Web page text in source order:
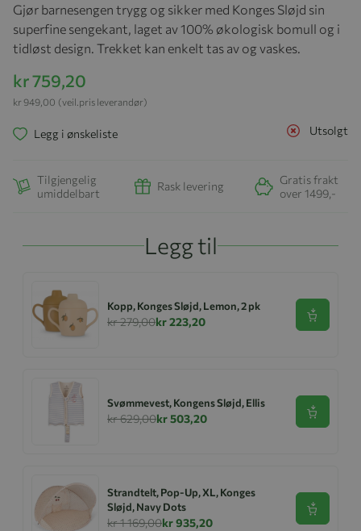
Gjør barnesengen trygg og sikker med Konges Sløjd sin
superfine sengekant, laget av 100% økologisk bomull og i
tidløst design. Trekket kan enkelt tas av og vaskes.
kr 759,20
(veil.pris leverandør)
kr 949,00
Utsolgt
Legg i ønskeliste
Tilgjengelig
umiddelbart
Rask levering
Gratis frakt
over 1499,-
Legg til
Kopp, Konges Sløjd, Lemon, 2 pk
kr 279,00kr 223,20 Se
Svømmevest, Kongens Sløjd, Ellis
kr 629,00kr 503,20 Se
Strandtelt, Pop-Up, XL, Konges
Sløjd, Navy Dots
kr 1 169,00kr 935,20
Se